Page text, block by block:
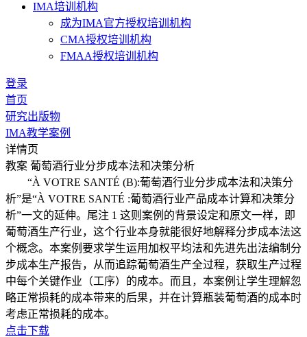
IMA培训机构
成为IMA官方授权培训机构
CMA授权培训机构
FMAA授权培训机构
登录
首页
研究出版物
IMA教学案例
详情页
教案 葡萄酒行业分步成本法和决策分析
“À VOTRE SANTÉ (B):葡萄酒行业分步成本法和决策分
析”是“À VOTRE SANTÉ :葡萄酒行业产品成本计算和决策分
析”一文的延伸。尾注 1 这则案例的背景设定和原文一样，即
葡萄酒生产行业，这个行业本身就能很好地解释分步成本法这
个概念。本案例要求学生运用加权平均法和先进先出法编制分
步成本生产报告，从而追踪葡萄酒生产全过程，获取生产过程
中每个关键作业（工序）的成本。而且，本案例让学生理解忽
略正常损耗的成本带来的后果，并在计算瓶装葡萄酒的成本时
考虑正常损耗的成本。
点击下载